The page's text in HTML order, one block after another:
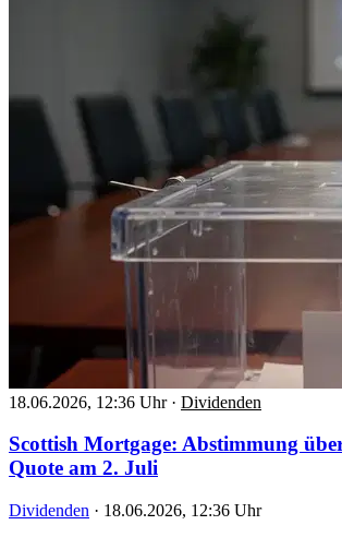
18.06.2026, 12:36 Uhr · Dividenden
Scottish Mortgage: Abstimmung
Quote am 2. Juli
Dividenden · 18.06.2026, 12:36 Uhr